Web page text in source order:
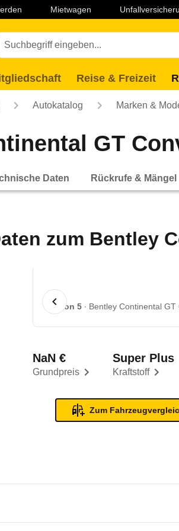
Mietwagen
Reise & Freizeit
Autokatalog Marken &
GT
Daten Rückrufe & Mängel
zum Bentley
1 von 5 Bentley Continental
Grundpreis
NaN €
Kraftstoff
Super Plus
Zum